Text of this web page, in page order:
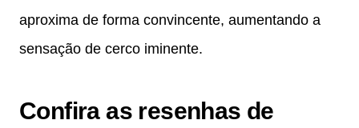
aproxima de forma convincente, aumentando a
sensação de cerco iminente.
Confira as resenhas de